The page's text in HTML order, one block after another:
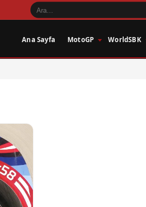
Ana Sayfa MotoGP WorldSBK